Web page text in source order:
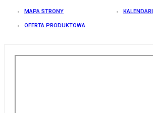
MAPA STRONY
OFERTA PRODUKTOWA